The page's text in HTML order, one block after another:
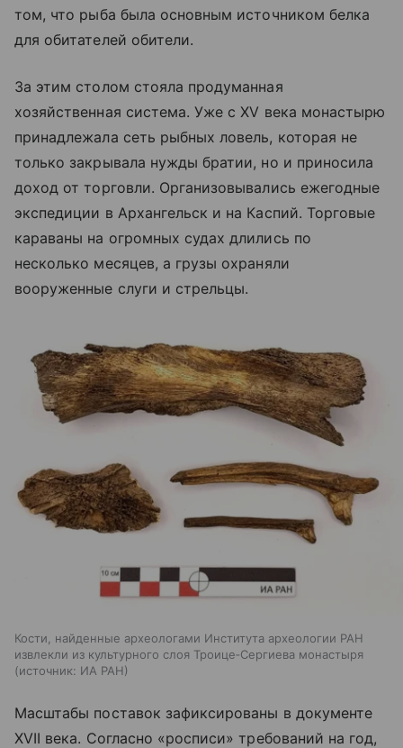
том, что рыба была основным источником белка
для обитателей обители.
За этим столом стояла продуманная
хозяйственная система. Уже с XV века монастырю
принадлежала сеть рыбных ловель, которая не
только закрывала нужды братии, но и приносила
доход от торговли. Организовывались ежегодные
экспедиции в Архангельск и на Каспий. Торговые
караваны на огромных судах длились по
несколько месяцев, а грузы охраняли
вооруженные слуги и стрельцы.
Кости, найденные археологами Института археологии РАН
извлекли из культурного слоя Троице‑Сергиева монастыря
источник: ИА РАН
Масштабы поставок зафиксированы в документе
XVII века. Согласно «росписи» требований на год,